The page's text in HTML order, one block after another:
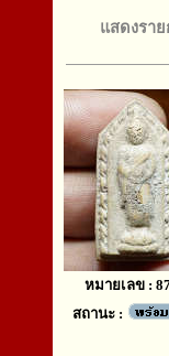
แสดงรา
หมายเลข :
สถานะ :